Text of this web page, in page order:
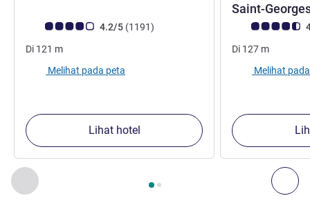
Sebelumnya - Properti kami yang lain di sekitar
Halaman , Properti kami yang lain di sekitar 1 :,
Catatan tamu Avis (Peringkat ALL)
4.2/5 (1191ulasan
)
Di 121 m
Melihat pada peta
Lihat hotel
Saint-
Catatan tamu
Di 127 m
Melihat